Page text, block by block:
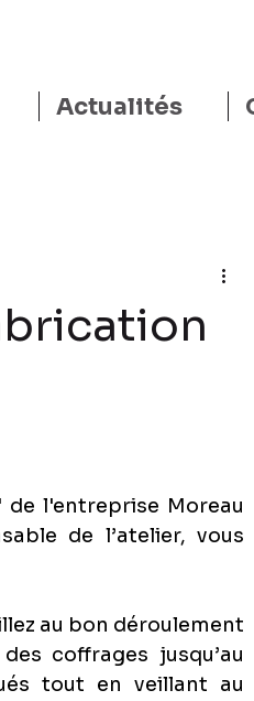
Actualités
l'entreprise Moreau
de l’atelier, vous
au bon déroulement
coffrages jusqu’au
tout en veillant au